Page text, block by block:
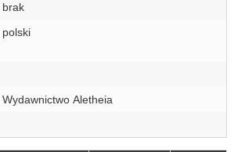
brak
polski
Wydawnictwo Aletheia